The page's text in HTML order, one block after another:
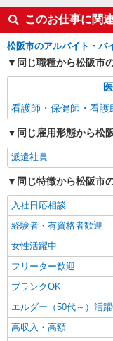
このお仕事に関
松阪市のアルバイト・バ
同じ職種から松阪市
看護師・保健師・看護
同じ雇用形態から松
派遣社員
同じ特徴から松阪市
入社日応相談
経験者・有資格者歓迎
女性活躍中
フリーター歓迎
ブランクOK
エルダー（50代～）活
高収入・高額